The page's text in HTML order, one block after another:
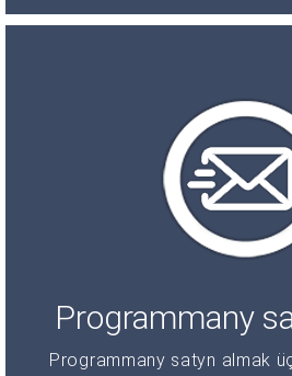
Programmany
Programmany satyn almak